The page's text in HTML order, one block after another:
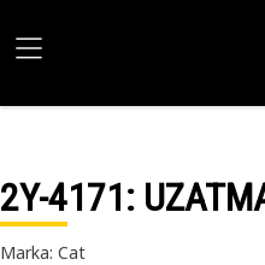
2Y-4171:
Marka: Cat